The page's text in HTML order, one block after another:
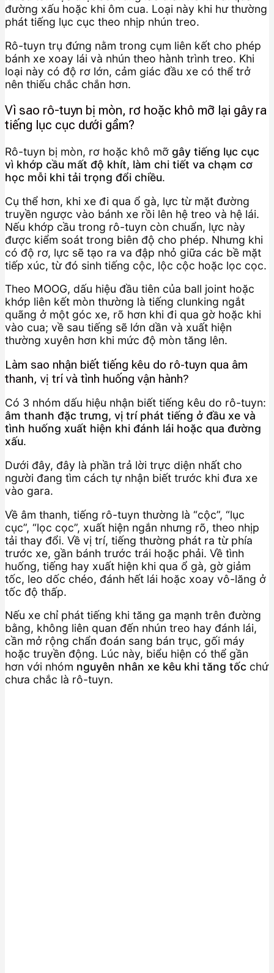
đường xấu hoặc khi ôm cua. Loại này khi hư thường
phát tiếng lục cục theo nhịp nhún treo.
Rô-tuyn trụ đứng nằm trong cụm liên kết cho phép
bánh xe xoay lái và nhún theo hành trình treo. Khi
loại này có độ rơ lớn, cảm giác đầu xe có thể trở
nên thiếu chắc chắn hơn.
Vì sao rô-tuyn bị mòn, rơ hoặc khô mỡ lại gây ra
tiếng lục cục dưới gầm?
Rô-tuyn bị mòn, rơ hoặc khô mỡ gây tiếng lục cục
vì khớp cầu mất độ khít, làm chi tiết va chạm cơ
học mỗi khi tải trọng đổi chiều.
Cụ thể hơn, khi xe đi qua ổ gà, lực từ mặt đường
truyền ngược vào bánh xe rồi lên hệ treo và hệ lái.
Nếu khớp cầu trong rô-tuyn còn chuẩn, lực này
được kiểm soát trong biên độ cho phép. Nhưng khi
có độ rơ, lực sẽ tạo ra va đập nhỏ giữa các bề mặt
tiếp xúc, từ đó sinh tiếng cộc, lộc cộc hoặc lọc cọc.
Theo MOOG, dấu hiệu đầu tiên của ball joint hoặc
khớp liên kết mòn thường là tiếng clunking ngắt
quãng ở một góc xe, rõ hơn khi đi qua gờ hoặc khi
vào cua; về sau tiếng sẽ lớn dần và xuất hiện
thường xuyên hơn khi mức độ mòn tăng lên.
Làm sao nhận biết tiếng kêu do rô-tuyn qua âm
thanh, vị trí và tình huống vận hành?
Có 3 nhóm dấu hiệu nhận biết tiếng kêu do rô-tuyn:
âm thanh đặc trưng, vị trí phát tiếng ở đầu xe và
tình huống xuất hiện khi đánh lái hoặc qua đường
xấu.
Dưới đây, đây là phần trả lời trực diện nhất cho
người đang tìm cách tự nhận biết trước khi đưa xe
vào gara.
Về âm thanh, tiếng rô-tuyn thường là “cộc”, “lục
cục”, “lọc cọc”, xuất hiện ngắn nhưng rõ, theo nhịp
tải thay đổi. Về vị trí, tiếng thường phát ra từ phía
trước xe, gần bánh trước trái hoặc phải. Về tình
huống, tiếng hay xuất hiện khi qua ổ gà, gờ giảm
tốc, leo dốc chéo, đánh hết lái hoặc xoay vô-lăng ở
tốc độ thấp.
Nếu xe chỉ phát tiếng khi tăng ga mạnh trên đường
bằng, không liên quan đến nhún treo hay đánh lái,
cần mở rộng chẩn đoán sang bán trục, gối máy
hoặc truyền động. Lúc này, biểu hiện có thể gần
hơn với nhóm nguyên nhân xe kêu khi tăng tốc chứ
chưa chắc là rô-tuyn.